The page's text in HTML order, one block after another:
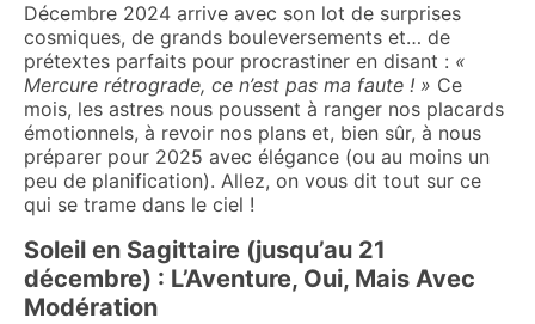
Décembre 2024 arrive avec son lot de surprises
cosmiques, de grands bouleversements et… de
prétextes parfaits pour procrastiner en disant : «
Mercure rétrograde, ce n’est pas ma faute ! » Ce
mois, les astres nous poussent à ranger nos placards
émotionnels, à revoir nos plans et, bien sûr, à nous
préparer pour 2025 avec élégance (ou au moins un
peu de planification). Allez, on vous dit tout sur ce
qui se trame dans le ciel !
Soleil en Sagittaire (jusqu’au 21
décembre) : L’Aventure, Oui, Mais Avec
Modération